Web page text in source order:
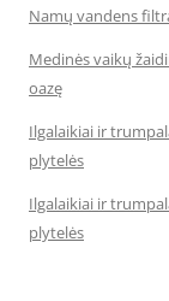
Namų vandens
Medinės vaikų
oazę
Ilgalaikiai ir
plytelės
Ilgalaikiai ir
plytelės